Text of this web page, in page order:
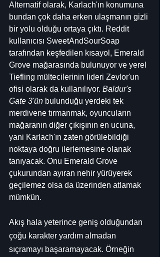
Alternatif olarak, Karlach'ın konumuna
bundan çok daha erken ulaşmanın gizli
bir yolu olduğu ortaya çıktı. Reddit
kullanıcısı SweetAndSourSoap
tarafından keşfedilen kısayol, Emerald
Grove mağarasında bulunuyor ve yerel
Tiefling mültecilerinin lideri Zevlor'un
ofisi olarak da kullanılıyor. Baldur's
Gate 3'ün bulunduğu yerdeki tek
merdivene tırmanmak, oyuncuların
mağaranın diğer çıkışının en ucuna,
yani Karlach'ın zaten görülebildiği
noktaya doğru ilerlemesine olanak
tanıyacak. Onu Emerald Grove
çukurundan ayıran nehir yürüyerek
geçilemez olsa da üzerinden atlamak
mümkün.
Akış hala yeterince geniş olduğundan
çoğu karakter yardım almadan
sıçramayı başaramayacak. Örneğin